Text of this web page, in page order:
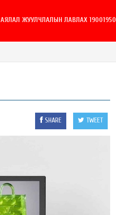
АЯЛАЛ ЖУУЛЧЛАЛЫН ЛАВЛАХ 19001950
SHARE TWEET